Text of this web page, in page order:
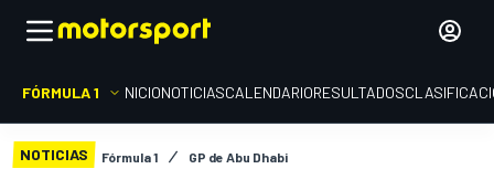
FÓRMULA 1 INICIONOTICIASCALENDARIORESULTADOS
NOTICIAS Fórmula 1 GP de Abu Dhabi